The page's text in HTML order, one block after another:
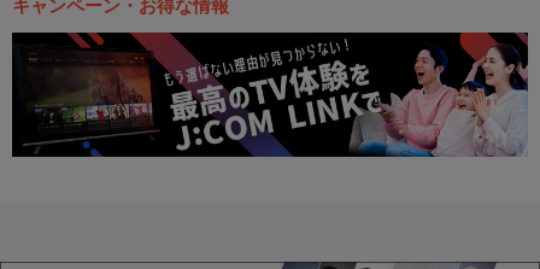
キャンペーン・お得な情報